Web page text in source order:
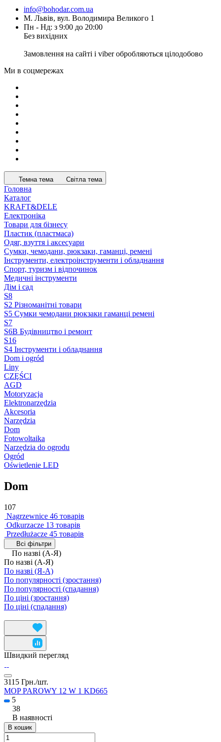
info@bohodar.com.ua
М. Львів, вул. Володимира Великого 1
Пн - Нд: з 9:00 до 20:00
Без вихідних
Замовлення на сайті і viber обробляються цілодобово
Ми в соцмережах
Темна тема Світла тема
Головна
Каталог
KRAFT&DELE
Електроніка
Товари для бізнесу
Пластик (пластмаса)
Одяг, взуття і аксесуари
Сумки, чемодани, рюкзаки, гаманці, ремені
Інструменти, електроінструменти і обладнання
Спорт, туризм і відпочинок
Медичні інструменти
Дім і сад
S8
S2 Різноманітні товари
S5 Сумки чемодани рюкзаки гаманці ремені
S7
S6B Будівництво і ремонт
S16
S4 Інструменти і обладнання
Dom i ogród
Liny
CZĘŚCI
AGD
Motoryzacja
Elektronarzędzia
Akcesoria
Narzędzia
Dom
Fotowoltaika
Narzędzia do ogrodu
Ogród
Oświetlenie LED
Dom
107
Nagrzewnice 46 товарів
Odkurzacze 13 товарів
Przedłużacze 45 товарів
Всі фільтри
По назві (А-Я)
По назві (А-Я)
По назві (Я-А)
По популярності (зростання)
По популярності (спадання)
По ціні (зростання)
По ціні (спадання)
Швидкий перегляд
3115 Грн./шт.
MOP PAROWY 12 W 1 KD665
5
38
В наявності
В кошик